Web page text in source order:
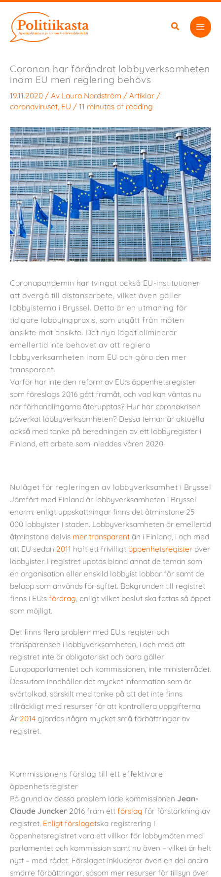
innehåll
Coronan har förändrat lobbyverksamheten
inom EU men reglering behövs
19.11.2020 / Av Laura Nordström / Artiklar /
coronaviruset EU / 11 minutes of reading
Coronapandemin har tvingat också EU-institutioner
att övergå till distansarbete, vilket även gäller
lobbyisterna i Bryssel. Detta är en utmaning för
tidigare lobbyingpraxis, som utgått från möten
ansikte mot ansikte. Det nya läget eliminerar
emellertid inte behovet av att reglera
lobbyverksamheten inom EU och göra den mer
transparent.
Varför har inte den reform av EU:s öppenhetsregister
som föreslogs 2016 gått framåt, och vad kan väntas nu
när förhandlingarna återupptas? Hur har coronakrisen
påverkat lobbyverksamheten? Dessa teman är aktuella
också med tanke på beredningen av ett lobbyregister i
Finland, ett arbete som inleddes våren 2020.
Nuläget för regleringen av lobbyverksamhet i Bryssel
Jämfört med Finland är lobbyverksamheten i Bryssel
enorm: enligt uppskattningar finns det åtminstone 25
000 lobbyister i staden. Lobbyverksamheten är emellertid
åtminstone delvis mer transparent än i Finland, i och med
att EU sedan 2011 haft ett frivilligt öppenhetsregister över
lobbyister. I registret upptas bland annat de teman som
en organisation eller enskild lobbyist lobbar för samt de
belopp som används för syftet. Bakgrunden till registret
finns i EU:s fördrag , enligt vilket beslut ska fattas så öppet
som möjligt.
Det finns flera problem med EU:s register och
transparensen i lobbyverksamheten, i och med att
registret inte är obligatoriskt och bara gäller
Europaparlamentet och kommissionen, inte ministerrådet.
Dessutom innehåller det mycket information som är
svårtolkad, särskilt med tanke på att det inte finns
tillräckligt med resurser för att kontrollera uppgifterna.
År 2014 gjordes några mycket små förbättringar av
registret.
Kommissionens förslag till ett effektivare
öppenhetsregister
På grund av dessa problem lade kommissionen Jean-
Claude Juncker 2016 fram ett förslag för förstärkning av
registret. Enligt förslagetska registrering i
öppenhetsregistret vara ett villkor för lobbymöten med
parlamentet och kommission samt nu även – vilket är helt
nytt – med rådet. Förslaget inkluderar även en del andra
smärre förbättringar, såsom mer resurser för tillsyn över